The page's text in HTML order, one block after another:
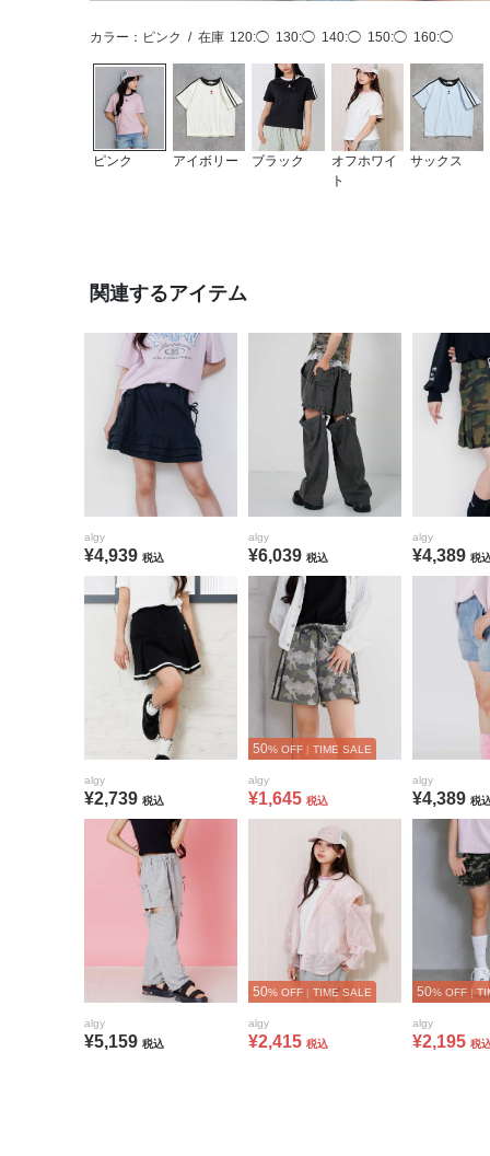
カラー：ピンク / 在庫 120:◯ 130:◯ 140:◯ 150:◯ 160:◯
ピンク アイボリー ブラック
オフホワイ
ト
サックス
関連するアイテム
algy
¥4,939 税込
algy
¥6,039 税込
algy
¥4,389 税
algy
¥2,739 税込
50% OFF | TIME SALE
algy
¥1,645 税込
algy
¥4,389 税
algy
¥5,159 税込
50% OFF | TIME SALE
algy
¥2,415 税込
50% OFF |
algy
¥2,195 税